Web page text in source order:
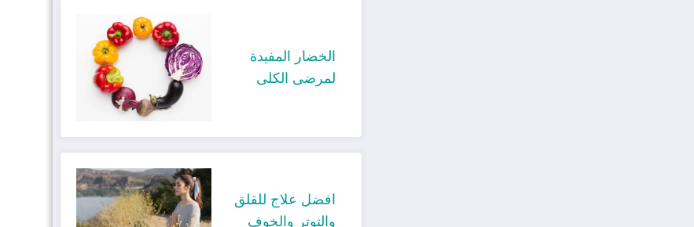
الخضار المفيدة
لمرضى الكلى
افضل علاج للقلق
والتوتر والخوف